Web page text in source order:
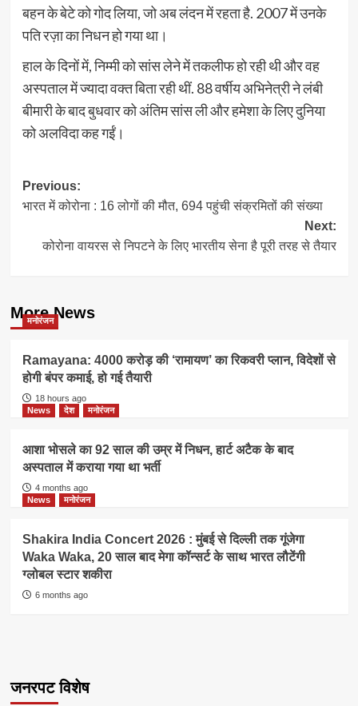
बहन के बेटे को गोद लिया, जो अब लंदन में रहता है. 2007 में उनके
पति रज़ा का निधन हो गया था।
हाल के दिनों में, निम्मी को सांस लेने में तकलीफ हो रही थी और वह
अस्पताल में ज्यादा वक्त बिता रही थीं. 88 वर्षीय अभिनेत्री ने लंबी
बीमारी के बाद बुधवार को अंतिम सांस ली और हमेशा के लिए दुनिया
को अलविदा कह गईं।
Post
navigation
Previous:
भारत में कोरोना : 16 लोगों की मौत, 694 पहुंची संक्रमितों की संख्या
Next:
कोरोना वायरस से निपटने के लिए भारतीय सेना है पूरी तरह से तैयार
More News
मनोरंजन
Ramayana: 4000 करोड़ की ‘रामायण’ का रिकवरी प्लान, विदेशों से
होगी बंपर कमाई, हो गई तैयारी
18 hours ago
News
देश मनोरंजन
आशा भोसले का 92 साल की उम्र में निधन, हार्ट अटैक के बाद
अस्पताल में कराया गया था भर्ती
4 months ago
News
मनोरंजन
Shakira India Concert 2026 : मुंबई से दिल्ली तक गूंजेगा
Waka Waka, 20 साल बाद मेगा कॉन्सर्ट के साथ भारत लौटेंगी
ग्लोबल स्टार शकीरा
6 months ago
जनरपट विशेष